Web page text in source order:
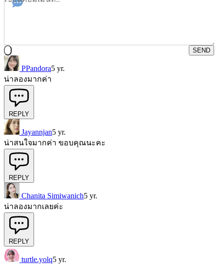
SEND
PPandora5 yr.
น่าลองมากค่า
REPLY
Jayannjan5 yr.
น่าสนใจมากค่า ขอบคุณนะคะ
REPLY
Chanita Simiwanich5 yr.
น่าลองมากเลยค่ะ
REPLY
turtle.yolq5 yr.